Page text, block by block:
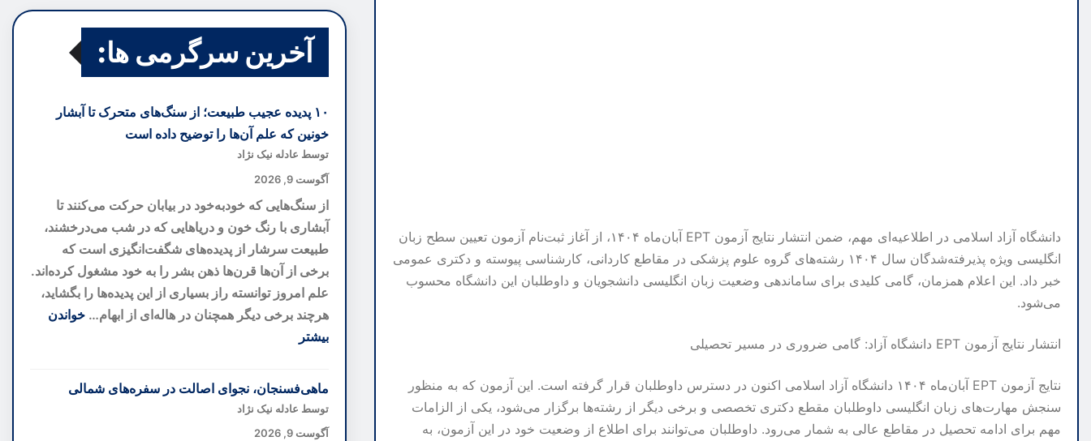
دانشگاه آزاد اسلامی در اطلاعیه‌ای مهم، ضمن انتشار نتایج آزمون EPT آبان‌ماه ۱۴۰۴، از آغاز ثبت‌نام آزمون تعیین سطح زبان
انگلیسی ویژه پذیرفته‌شدگان سال ۱۴۰۴ رشته‌های گروه علوم پزشکی در مقاطع کاردانی، کارشناسی پیوسته و دکتری عمومی
خبر داد. این اعلام همزمان، گامی کلیدی برای ساماندهی وضعیت زبان انگلیسی دانشجویان و داوطلبان این دانشگاه محسوب
می‌شود.
انتشار نتایج آزمون EPT دانشگاه آزاد: گامی ضروری در مسیر تحصیلی
نتایج آزمون EPT آبان‌ماه ۱۴۰۴ دانشگاه آزاد اسلامی اکنون در دسترس داوطلبان قرار گرفته است. این آزمون که به منظور
سنجش مهارت‌های زبان انگلیسی داوطلبان مقطع دکتری تخصصی و برخی دیگر از رشته‌ها برگزار می‌شود، یکی از الزامات
مهم برای ادامه تحصیل در مقاطع عالی به شمار می‌رود. داوطلبان می‌توانند برای اطلاع از وضعیت خود در این آزمون، به
آخرین سرگرمی ها:
۱۰ پدیده عجیب طبیعت؛ از سنگ‌های متحرک تا آبشار
خونین که علم آن‌ها را توضیح داده است
توسط عادله نیک نژاد
آگوست 9, 2026
از سنگ‌هایی که خودبه‌خود در بیابان حرکت می‌کنند تا
آبشاری با رنگ خون و دریاهایی که در شب می‌درخشند،
طبیعت سرشار از پدیده‌های شگفت‌انگیزی است که
برخی از آن‌ها قرن‌ها ذهن بشر را به خود مشغول کرده‌اند.
علم امروز توانسته راز بسیاری از این پدیده‌ها را بگشاید،
هرچند برخی دیگر همچنان در هاله‌ای از ابهام… خواندن
بیشتر
۱۰
پدیده
عجیب
ماهی‌فسنجان، نجوای اصالت در سفره‌های شمالی
توسط عادله نیک نژاد
آگوست 9, 2026